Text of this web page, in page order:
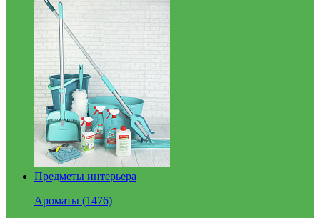
Предметы интерьера
Ароматы (1476)